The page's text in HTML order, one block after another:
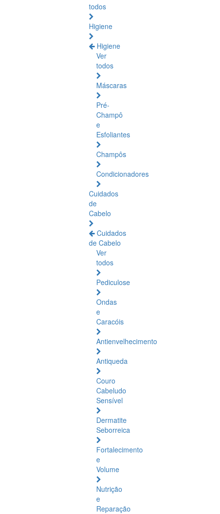
todos
Higiene
Higiene
Ver
todos
Máscaras
Pré-
Champô
e
Esfoliantes
Champôs
Condicionadores
Cuidados
de
Cabelo
Cuidados
de Cabelo
Ver
todos
Pediculose
Ondas
e
Caracóis
Antienvelhecimento
Antiqueda
Couro
Cabeludo
Sensível
Dermatite
Seborreica
Fortalecimento
e
Volume
Nutrição
e
Reparação